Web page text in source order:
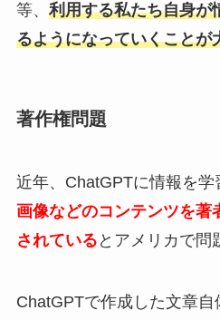
等、 利用する私たち自身が
るようになっていくことが
著作権問題
近年、ChatGPTに情報を
画像などのコンテンツを著
されている とアメリカで問
ChatGPTで作成した文章自